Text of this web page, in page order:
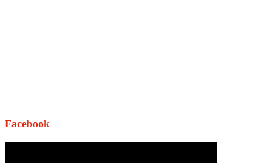
Facebook